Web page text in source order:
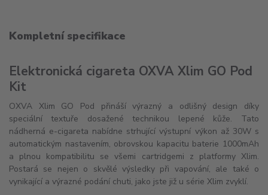
Kompletní specifikace
Elektronická cigareta OXVA Xlim GO Pod
Kit
OXVA Xlim GO Pod přináší výrazný a odlišný design díky
speciální textuře dosažené technikou lepené kůže. Tato
nádherná e-cigareta nabídne strhující výstupní výkon až 30W s
automatickým nastavením, obrovskou kapacitu baterie 1000mAh
a plnou kompatibilitu se všemi cartridgemi z platformy Xlim.
Postará se nejen o skvělé výsledky při vapování, ale také o
vynikající a výrazné podání chuti, jako jste již u série Xlim zvyklí.